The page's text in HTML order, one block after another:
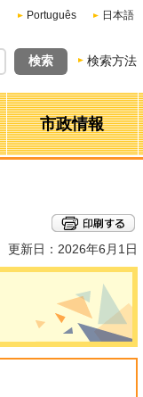
Português
日本語
検索方法
市政情報
更新日：2026年6月1日